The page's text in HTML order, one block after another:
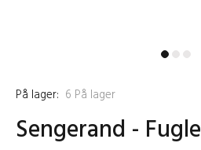
På lager: 6 På lager
Sengerand - Fugle